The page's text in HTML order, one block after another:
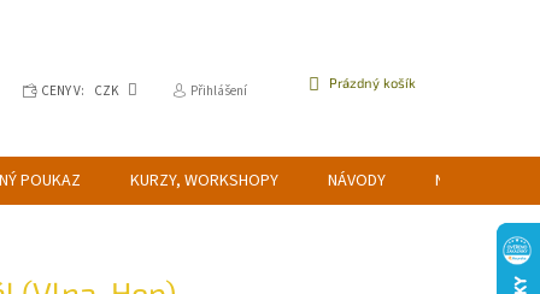
CENY V: CZK Přihlášení
NÁKUPNÍ
Prázdný košík
POUKAZ KURZY, WORKSHOPY NÁVODY NAPIŠTE NÁM